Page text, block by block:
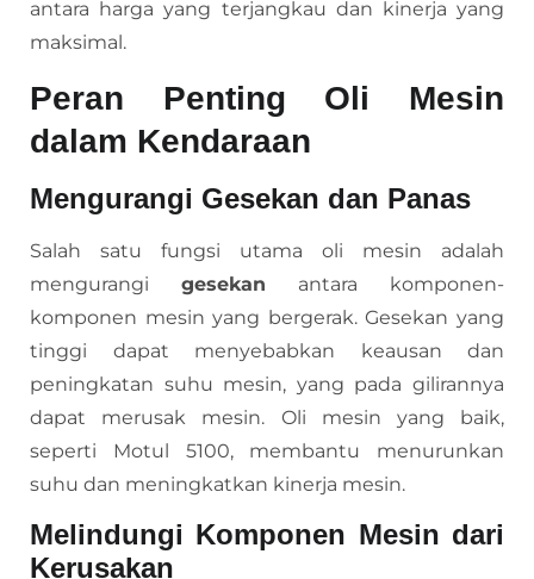
antara harga yang terjangkau dan kinerja yang
maksimal.
Peran Penting Oli Mesin
dalam Kendaraan
Mengurangi Gesekan dan Panas
Salah satu fungsi utama oli mesin adalah
mengurangi gesekan antara komponen-
komponen mesin yang bergerak. Gesekan yang
tinggi dapat menyebabkan keausan dan
peningkatan suhu mesin, yang pada gilirannya
dapat merusak mesin. Oli mesin yang baik,
seperti Motul 5100, membantu menurunkan
suhu dan meningkatkan kinerja mesin.
Melindungi Komponen Mesin dari
Kerusakan